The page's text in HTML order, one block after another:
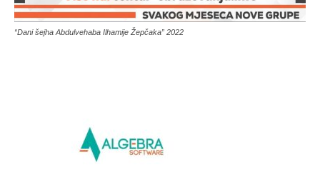
“Dani šejha Abdulvehaba Ilhamije Žepčaka” 2022